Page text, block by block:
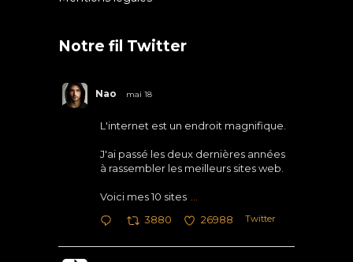
Notre fil Twitter
Nao mai 18
L'internet est un endroit magnifique.
J'ai passé les deux dernières années
à rassembler les meilleurs sites web.
Voici mes 10 sites
3880 26988 Twitter